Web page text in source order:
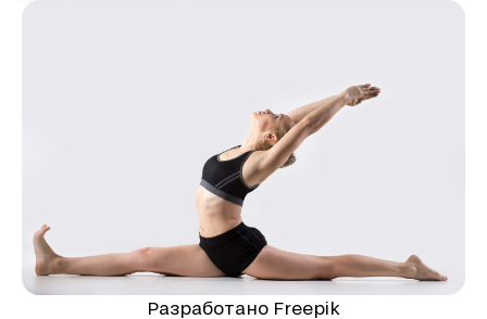
Разработано Freepik